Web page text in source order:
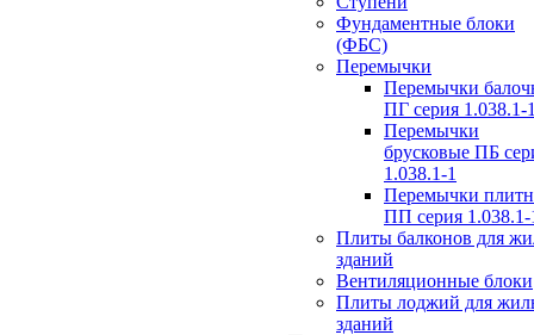
Фундаментные блоки
(ФБС)
Перемычки
Перемычки
ПГ серия 1.038.1-
Перемычки
брусковые ПБ
1.038.1-1
Перемычки
ПП серия 1.038.1-
Плиты балконов для
зданий
Вентиляционные блоки
Плиты лоджий для
зданий